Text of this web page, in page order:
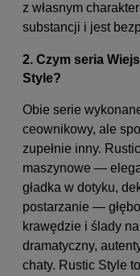
z własnym
substancji i jest
2. Czym seria
Style?
Obie serie
ceownikowy, ale
zupełnie inny.
maszynowe —
gładka w dotyku,
postarzanie —
krawędzie i ślady
dramatyczny,
chaty. Rustic Style